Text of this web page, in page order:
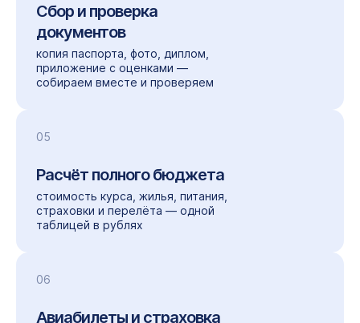
Сбор и проверка
документов
копия паспорта, фото, диплом,
приложение с оценками —
собираем вместе и проверяем
05
Расчёт полного бюджета
стоимость курса, жилья, питания,
страховки и перелёта — одной
таблицей в рублях
06
Авиабилеты и страховка